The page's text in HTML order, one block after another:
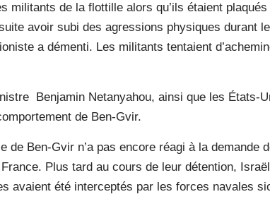
militants de la flottille alors qu’ils étaient
avoir subi des agressions physiques durant
a démenti. Les militants tentaient
Benjamin Netanyahou, ainsi que les États-
de Ben-Gvir.
de Ben-Gvir n’a pas encore réagi à la demande
Plus tard au cours de leur détention,
avaient été interceptés par les forces navales